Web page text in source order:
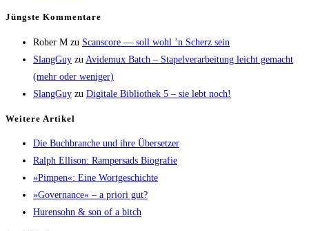
Jüngs­te Kommentare
Rober M zu Scans­core — soll wohl ’n Scherz sein
SlangGuy zu Avi­de­mux Batch – Sta­pel­ver­ar­bei­tung leicht gemacht
(mehr oder weniger)
SlangGuy zu Digi­ta­le Biblio­thek 5 – sie lebt noch!
Wei­te­re Artikel
Die Buch­bran­che und ihre Übersetzer
Ralph Elli­son: Ram­pers­ads Biografie
»Pim­pen«: Eine Wortgeschichte
»Gover­nan­ce« – a prio­ri gut?
Huren­sohn & son of a bitch